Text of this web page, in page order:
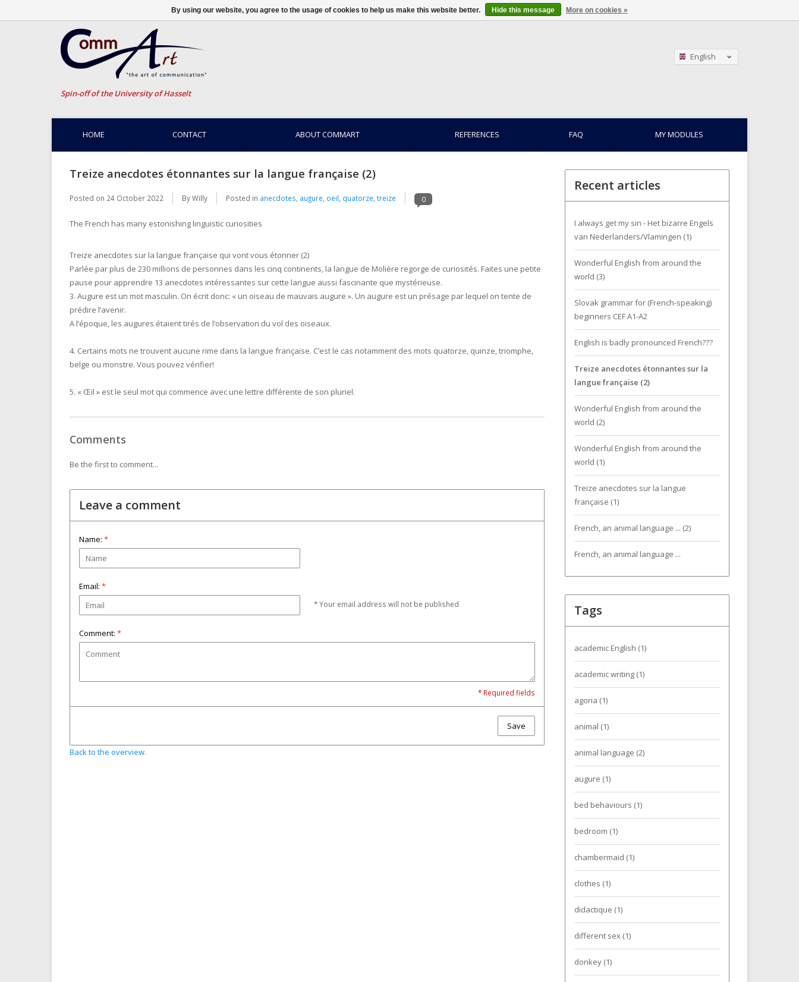
Spin-off of the University of Hasselt
English
HOME CONTACT ABOUT COMMART REFERENCES FAQ MY MODULES
Treize anecdotes étonnantes sur la langue française (2)
Posted on 24 October 2022 By Willy Posted in anecdotes, augure, oeil, quatorze, treize 0
The French has many estonishing linguistic curiosities
Treize anecdotes sur la langue française qui vont vous étonner (2)
Parlée par plus de 230 millions de personnes dans les cinq continents, la langue de Molière regorge de curiosités. Faites une petite
pause pour apprendre 13 anecdotes intéressantes sur cette langue aussi fascinante que mystérieuse.
3. Augure est un mot masculin. On écrit donc: « un oiseau de mauvais augure ». Un augure est un présage par lequel on tente de
prédire l’avenir.
A l’époque, les augures étaient tirés de l’observation du vol des oiseaux.
4. Certains mots ne trouvent aucune rime dans la langue française. C’est le cas notamment des mots quatorze, quinze, triomphe,
belge ou monstre. Vous pouvez vérifier!
5. « Œil » est le seul mot qui commence avec une lettre différente de son pluriel.
Comments
Be the first to comment...
Leave a comment
Name: *
Email: *
* Your email address will not be published
Comment: *
* Required fields
Save
Back to the overview.
Recent articles
I always get my sin - Het bizarre Engels
van Nederlanders/Vlamingen (1)
Wonderful English from around the
world (3)
Slovak grammar for (French-speaking)
beginners CEF A1-A2
English is badly pronounced French???
Treize anecdotes étonnantes sur la
langue française (2)
Wonderful English from around the
world (2)
Wonderful English from around the
world (1)
Treize anecdotes sur la langue
française (1)
French, an animal language ... (2)
French, an animal language ...
Tags
academic English (1)
academic writing (1)
agoria (1)
animal (1)
animal language (2)
augure (1)
bed behaviours (1)
bedroom (1)
chambermaid (1)
clothes (1)
didactique (1)
different sex (1)
donkey (1)
By using our website, you agree to the usage of cookies to help us make this website better. Hide this message More on cookies »